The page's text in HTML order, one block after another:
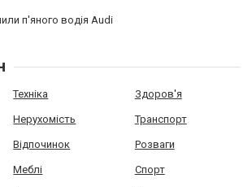
п'яного водія Audi
Техніка Здоров'я
Нерухомість Транспорт
Відпочинок Розваги
Меблі Спорт